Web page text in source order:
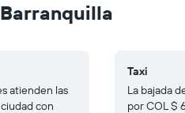
atienden las
con
Taxi
La bajada
por COL $